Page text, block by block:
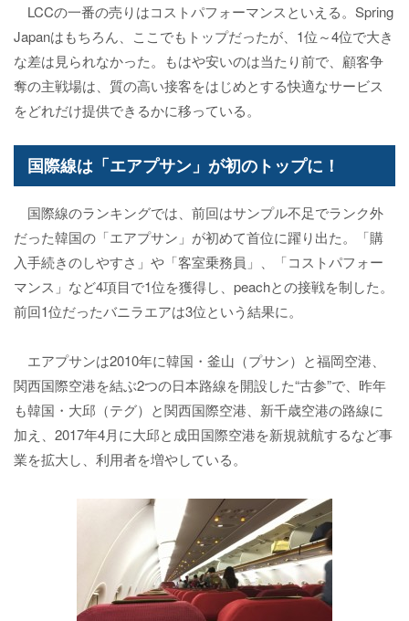
LCCの一番の売りはコストパフォーマンスといえる。Spring
Japanはもちろん、ここでもトップだったが、1位～4位で大き
な差は見られなかった。もはや安いのは当たり前で、顧客争
奪の主戦場は、質の高い接客をはじめとする快適なサービス
をどれだけ提供できるかに移っている。
国際線は「エアプサン」が初のトップに！
国際線のランキングでは、前回はサンプル不足でランク外
だった韓国の「エアプサン」が初めて首位に躍り出た。「購
入手続きのしやすさ」や「客室乗務員」、「コストパフォー
マンス」など4項目で1位を獲得し、peachとの接戦を制した。
前回1位だったバニラエアは3位という結果に。
エアプサンは2010年に韓国・釜山（プサン）と福岡空港、
関西国際空港を結ぶ2つの日本路線を開設した“古参”で、昨年
も韓国・大邱（テグ）と関西国際空港、新千歳空港の路線に
加え、2017年4月に大邱と成田国際空港を新規就航するなど事
業を拡大し、利用者を増やしている。